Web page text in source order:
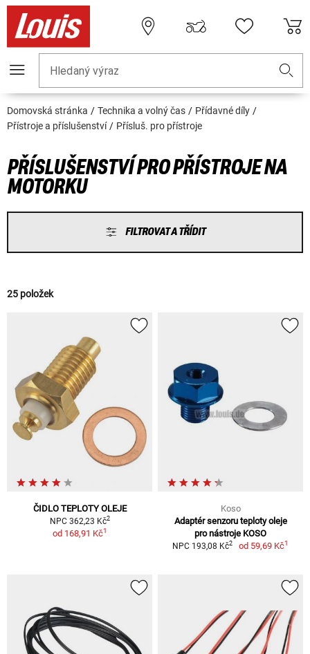
Hledaný výraz
Domovská stránka Technika a volný čas
Přídavné díly
Přístroje a příslušenství
Přísluš. pro přístroje
PŘÍSLUŠENSTVÍ PRO PŘÍSTROJE NA
MOTORKU
FILTROVAT A TŘÍDIT
25 položek
ČIDLO TEPLOTY OLEJE
NPC 362,23 Kč2
od 168,91 Kč1
Koso
Adaptér senzoru teploty oleje
pro nástroje KOSO
NPC 193,08 Kč2 od 59,69 Kč1